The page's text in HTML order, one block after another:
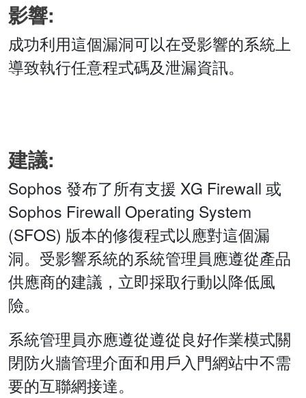
影響:
成功利用這個漏洞可以在受影響的系統上
導致執行任意程式碼及泄漏資訊。
建議:
Sophos 發布了所有支援 XG Firewall 或
Sophos Firewall Operating System
(SFOS) 版本的修復程式以應對這個漏
洞。受影響系統的系統管理員應遵從產品
供應商的建議，立即採取行動以降低風
險。
系統管理員亦應遵從遵從良好作業模式關
閉防火牆管理介面和用戶入門網站中不需
要的互聯網接達。